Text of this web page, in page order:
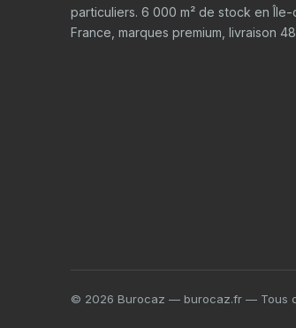
particuliers. 6 000 m² de stock en
France, marques premium, livraison
© 2026 Burocaz — burocaz.fr — Tous